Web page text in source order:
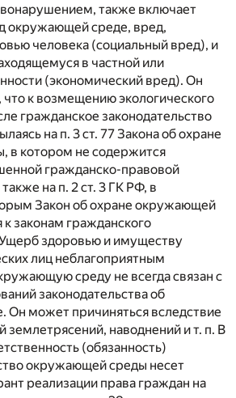
также включает
окружающей среде, вред,
человека (социальный вред), и
в частной или
(экономический вред). Он
к возмещению экологического
гражданское законодательство
на п. 3 ст. 77 Закона об охране
в котором не содержится
гражданско-правовой
на п. 2 ст. 3 ГК РФ, в
Закон об охране окружающей
законам гражданского
Ущерб здоровью и имуществу
лиц неблагоприятным
среду не всегда связан с
законодательства об
может причиняться вследствие
землетрясений, наводнений и т. п. В
(обязанность)
окружающей среды несет
реализации права граждан на